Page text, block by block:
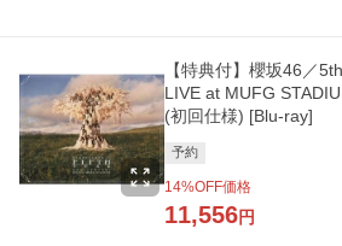
【特典付】櫻坂46／
LIVE at MUFG
(初回仕様) [Blu-ray]
予約
14%OFF価格
11,556円